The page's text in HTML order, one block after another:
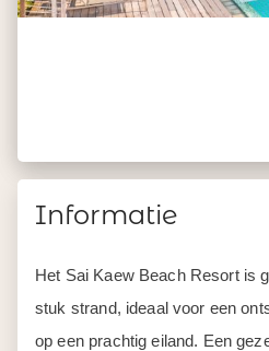
Informatie
Het Sai Kaew Beach Resort is
stuk strand, ideaal voor een
op een prachtig eiland. Een